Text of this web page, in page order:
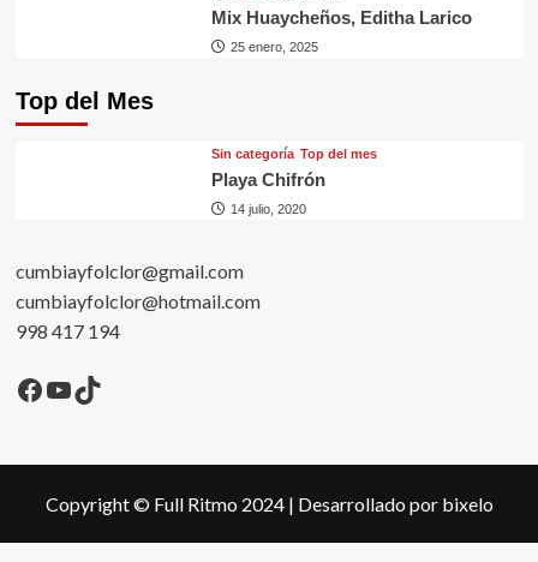
Mix Huaycheños, Editha Larico
25 enero, 2025
Top del Mes
Sin categorí­a Top del mes
Playa Chifrón
14 julio, 2020
cumbiayfolclor@gmail.com
cumbiayfolclor@hotmail.com
998 417 194
Facebook
YouTube
TikTok
Copyright © Full Ritmo 2024 | Desarrollado por bixelo